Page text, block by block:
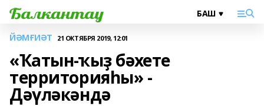
ЙӘМҒИӘТ 21 ОКТЯБРЯ 2019, 12:01
«Ҡатын-ҡыҙ бәхете
территорияһы» -
Дәүләкәндә